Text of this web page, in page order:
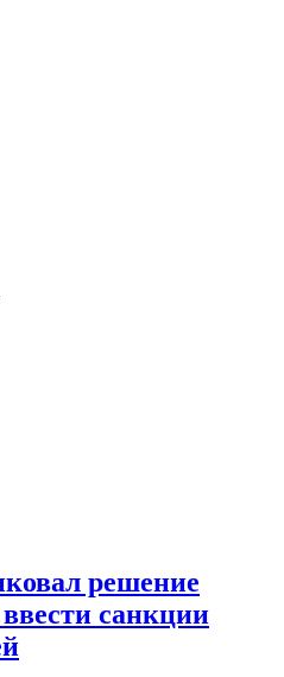
решение
санкции